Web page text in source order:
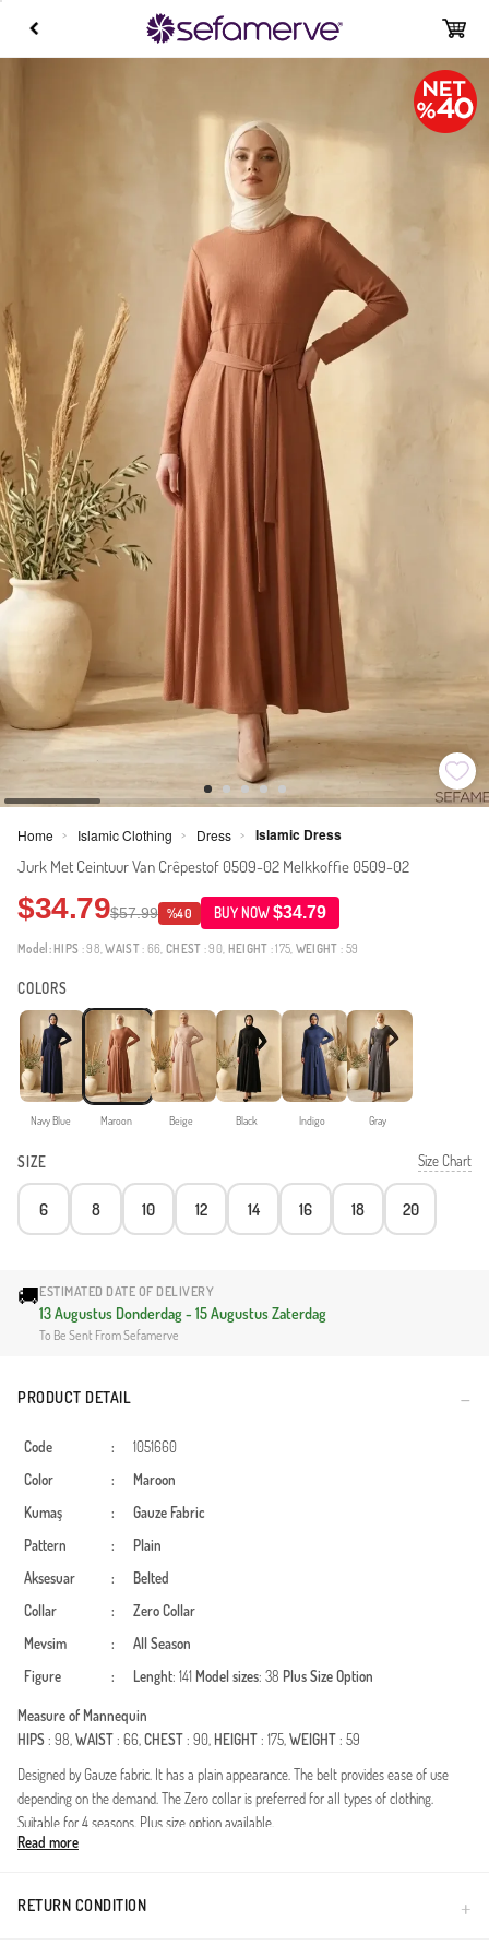
Home > Islamic Clothing > Dress > Islamic Dress
Jurk Met Ceintuur Van Crêpestof 0509-02 Melkkoffie 0509-02
$34.79$57.99 %40 BUY NOW$34.79
Model: HIPS : 98,WAIST: 66,CHEST : 90, HEIGHT : 175, WEIGHT : 59
COLORS
Navy Blue Maroon Beige Black Indigo Gray
SIZE Size Chart
6 8 10 12 14 16 18 20
🚚ESTIMATED DATE OF DELIVERY
13 Augustus Donderdag - 15 Augustus Zaterdag
To Be Sent From Sefamerve
PRODUCT DETAIL
Code :
1051660
Color
:
Maroon
Kumaş
:
Gauze Fabric
Pattern
:
Plain
Aksesuar
:
Belted
Collar
:
Zero Collar
Mevsim
:
All Season
Figure
: Lenght: 141 Model sizes: 38 Plus Size Option
Measure of Mannequin
HIPS: 98,WAIST: 66,CHEST: 90, HEIGHT: 175,WEIGHT: 59
Designed by Gauze fabric. It has a plain appearance. The belt provides ease of use
depending on the demand. The Zero collar is preferred for all types of clothing.
Suitable for 4 seasons. Plus size option available.
Deze speciaal ontworpen jurk combineert elegantie met een modern design en is
van bescheiden mode. Dankzij de duurzaamheid en soepele valling van de polyester
stof, biedt het een elegantie die de hele dag zijn vorm behoudt. Het geplooide detail in
Read more
RETURN CONDITION